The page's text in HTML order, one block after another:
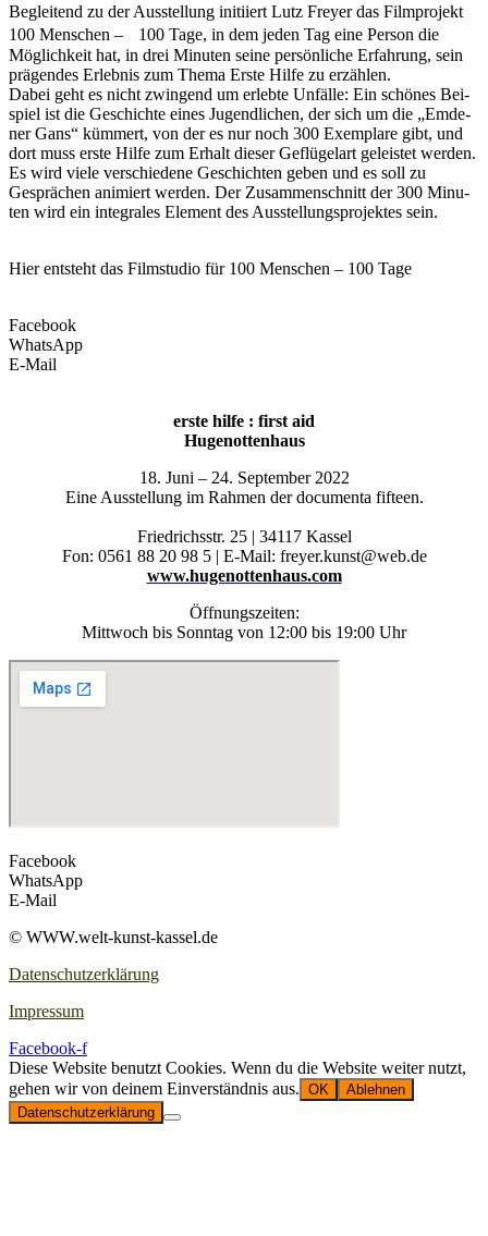
Beglei­tend zu der Aus­stel­lung initi­iert Lutz Frey­er das Film­pro­jekt
100 Men­schen – 100 Tage, in dem jeden Tag eine Per­son die
Mög­lich­keit hat, in drei Minu­ten sei­ne per­sön­li­che Erfah­rung, sein
prä­gen­des Erleb­nis zum The­ma Ers­te Hil­fe zu erzählen.
Dabei geht es nicht zwin­gend um erleb­te Unfäl­le: Ein schö­nes Bei­
spiel ist die Geschich­te eines Jugend­li­chen, der sich um die „Emde­
ner Gans“ küm­mert, von der es nur noch 300 Exem­pla­re gibt, und
dort muss ers­te Hil­fe zum Erhalt die­ser Geflü­gel­art geleis­tet wer­den.
Es wird vie­le ver­schie­de­ne Geschich­ten geben und es soll zu
Gesprä­chen ani­miert wer­den. Der Zusam­men­schnitt der 300 Minu­
ten wird ein inte­gra­les Ele­ment des Aus­stel­lungs­pro­jek­tes sein.
Hier ent­steht das Film­stu­dio für 100 Men­schen – 100 Tage
Facebook
WhatsApp
E‑Mail
ers­te hil­fe : first aid
Huge­not­ten­haus
18. Juni – 24. Sep­tem­ber 2022
Eine Aus­stel­lung im Rah­men der docu­men­ta fif­teen.
Fried­richs­str. 25 | 34117 Kas­sel
Fon: 0561 88 20 98 5 | E‑Mail: freyer.kunst@web.de
www.hugenottenhaus.com
Öff­nungs­zei­ten:
Mitt­woch bis Sonn­tag von 12:00 bis 19:00 Uhr
Facebook
WhatsApp
E‑Mail
© WWW.welt-kunst-kassel.de
Datenschutzerklärung
Impressum
Facebook-f
Diese Website benutzt Cookies. Wenn du die Website weiter nutzt,
gehen wir von deinem Einverständnis aus. OK
Ablehnen
Datenschutzerklärung